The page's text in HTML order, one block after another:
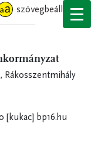
szövegbeállítások
Rákosszentmihály
[kukac] bp16.hu